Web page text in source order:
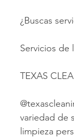
¿Buscas
Servicios de
TEXAS
variedad de
limpieza